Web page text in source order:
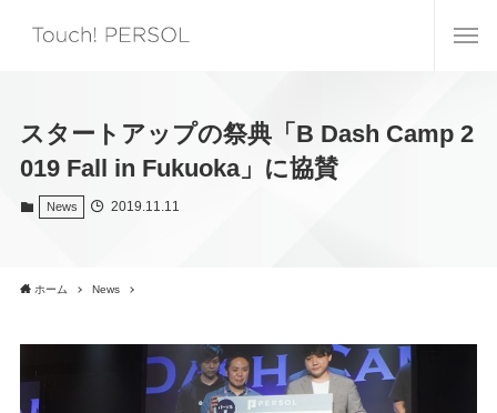
スタートアップの祭典「B Dash Camp 2
019 Fall in Fukuoka」に協賛
News 2019.11.11
ホーム News